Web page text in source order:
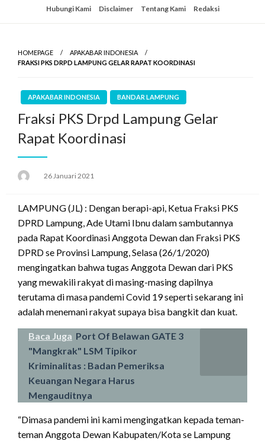
to
Hubungi Kami Disclaimer Tentang Kami Redaksi
HOMEPAGE
APAKABAR INDONESIA
FRAKSI PKS DRPD LAMPUNG GELAR RAPAT KOORDINASI
APAKABAR INDONESIA BANDAR LAMPUNG
Fraksi PKS Drpd Lampung Gelar
Rapat Koordinasi
Posted
26 Januari 2021
LAMPUNG (JL) : Dengan berapi-api, Ketua Fraksi PKS
DPRD Lampung, Ade Utami Ibnu dalam sambutannya
pada Rapat Koordinasi Anggota Dewan dan Fraksi PKS
DPRD se Provinsi Lampung, Selasa (26/1/2020)
mengingatkan bahwa tugas Anggota Dewan dari PKS
yang mewakili rakyat di masing-masing dapilnya
terutama di masa pandemi Covid 19 seperti sekarang ini
adalah menemani rakyat supaya bisa bangkit dan kuat.
Baca Juga Port Of Belawan GATE 3
"Mangkrak" LSM Tipikor
Kriminalitas : Badan Pemeriksa
Keuangan Negara Harus
Mengauditnya
“Dimasa pandemi ini kami mengingatkan kepada teman-
teman Anggota Dewan Kabupaten/Kota se Lampung